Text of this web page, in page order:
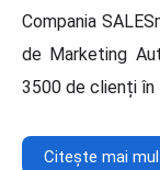
Compania
de Marketing
3500 de clienți în
Citește mai